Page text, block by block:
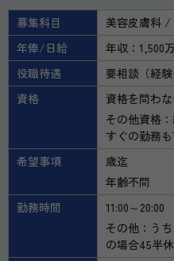
募集科目 美容皮膚科
年俸/日給
年収：1,500
役職待遇
要相談（経験
資格
資格を問わ
その他資格
すぐの勤務
希望事項
歳迄
年齢不問
勤務時間
11:00～20:00
その他：う
の場合45半